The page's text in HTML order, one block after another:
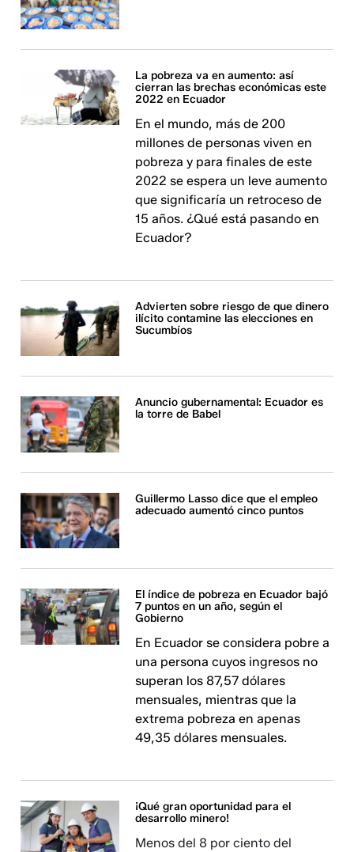
La pobreza va en aumento: así
cierran las brechas económicas este
2022 en Ecuador
En el mundo, más de 200
millones de personas viven en
pobreza y para finales de este
2022 se espera un leve aumento
que significaría un retroceso de
15 años. ¿Qué está pasando en
Ecuador?
Advierten sobre riesgo de que dinero
ilícito contamine las elecciones en
Sucumbíos
Anuncio gubernamental: Ecuador es
la torre de Babel
Guillermo Lasso dice que el empleo
adecuado aumentó cinco puntos
El índice de pobreza en Ecuador bajó
7 puntos en un año, según el
Gobierno
En Ecuador se considera pobre a
una persona cuyos ingresos no
superan los 87,57 dólares
mensuales, mientras que la
extrema pobreza en apenas
49,35 dólares mensuales.
¡Qué gran oportunidad para el
desarrollo minero!
Menos del 8 por ciento del